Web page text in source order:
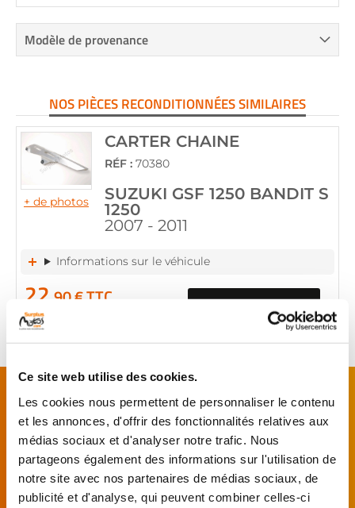
Ce site web utilise des cookies.
Les cookies nous permettent de personnaliser le contenu
et les annonces, d'offrir des fonctionnalités relatives aux
médias sociaux et d'analyser notre trafic. Nous
partageons également des informations sur l'utilisation de
notre site avec nos partenaires de médias sociaux, de
publicité et d'analyse, qui peuvent combiner celles-ci
Modèle de provenance
NOS PIÈCES RECONDITIONNÉES SIMILAIRES
+ de photos
CARTER CHAINE
RÉF : 70380
SUZUKI GSF 1250 BANDIT S
1250
2007 - 2011
Informations sur le véhicule
22 ,90 € TTC
en stock
Ajouter au panier
FAITES MONTER VOTRE PIÈCE !
De l’achat depièces motosd’occasion garanties
jusqu'à la révision complète de votre moto
retrouvez notre réseau de réparateurs et de
garages partenaires.